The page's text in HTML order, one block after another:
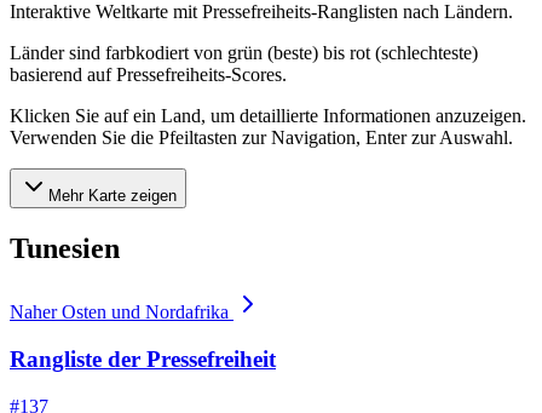
Interaktive Weltkarte mit Pressefreiheits-Ranglisten nach Ländern.
Länder sind farbkodiert von grün (beste) bis rot (schlechteste)
basierend auf Pressefreiheits-Scores.
Klicken Sie auf ein Land, um detaillierte Informationen anzuzeigen.
Verwenden Sie die Pfeiltasten zur Navigation, Enter zur Auswahl.
Mehr Karte zeigen
Tunesien
Naher Osten und Nordafrika
Rangliste der Pressefreiheit
#137